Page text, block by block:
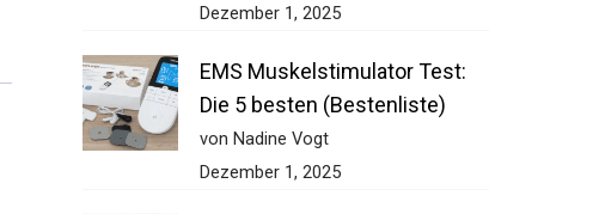
Dezember 1, 2025
EMS Muskelstimulator Test:
Die 5 besten (Bestenliste)
von Nadine Vogt
Dezember 1, 2025